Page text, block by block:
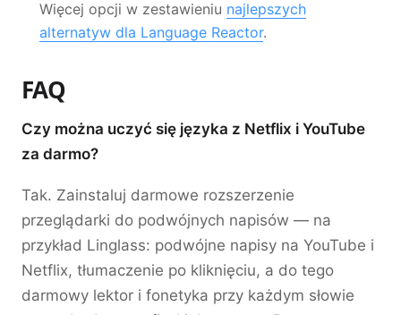
Więcej opcji w zestawieniu najlepszych
alternatyw dla Language Reactor.
FAQ
Czy można uczyć się języka z Netflix i YouTube
za darmo?
Tak. Zainstaluj darmowe rozszerzenie
przeglądarki do podwójnych napisów — na
przykład Linglass: podwójne napisy na YouTube i
Netflix, tłumaczenie po kliknięciu, a do tego
darmowy lektor i fonetyka przy każdym słowie